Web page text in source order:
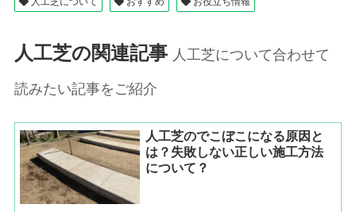
人工芝の関連記事 人工芝について合わせて
読みたい記事をご紹介
人工芝のでこぼこになる原因と
は？失敗しない正しい施工方法
について？